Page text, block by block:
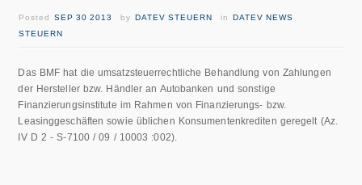
PostedSEP 30 2013 byDATEV STEUERN inDATEV NEWS
STEUERN
Das BMF hat die umsatzsteuerrechtliche Behandlung von Zahlungen
der Hersteller bzw. Händler an Autobanken und sonstige
Finanzierungsinstitute im Rahmen von Finanzierungs- bzw.
Leasinggeschäften sowie üblichen Konsumentenkrediten geregelt (Az.
IV D 2 - S-7100 / 09 / 10003 :002).